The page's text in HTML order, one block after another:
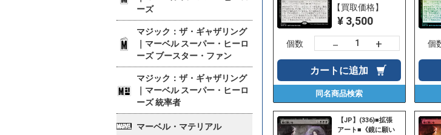
【買取価格】
¥ 3,500
個数 － +
カートに追加
同名商品検索
個
【JP】(336)■拡張
アート■《鏡に願い